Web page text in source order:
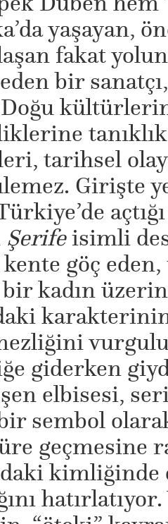
yaşayan,
fakat
bir
Doğu
tarihsel
Girişte
Şerifeisimli
göç
bir kadın
giderken
elbisesi,
sembol
geçmesine